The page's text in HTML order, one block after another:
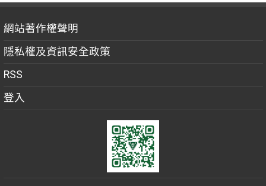
網站著作權聲明
隱私權及資訊安全政策
RSS
登入